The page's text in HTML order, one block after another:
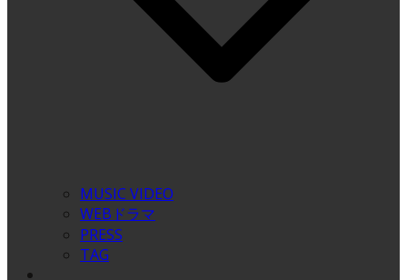
MUSIC VIDEO
WEBドラマ
PRESS
TAG